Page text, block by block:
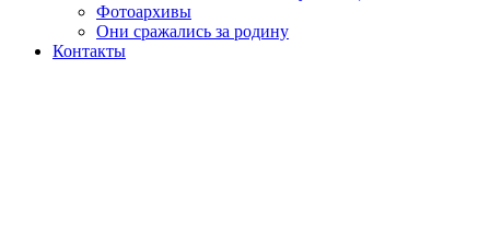
Фотоархивы
Они сражались за родину
Контакты